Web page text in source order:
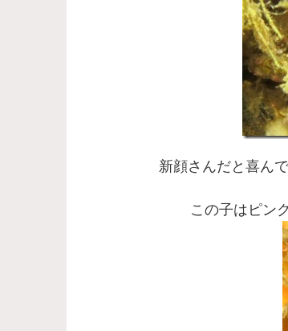
新顔さんだと喜ん
この子はピン